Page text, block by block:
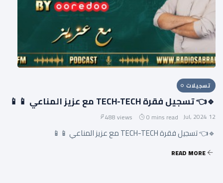
تسجيلات
🔹👈 تسجيل فقرة TECH-TECH مع عزيز المناعي 📱📱
12 Jul, 2024
0 mins read
488 views
🔹👈 تسجيل فقرة TECH-TECH مع عزيز المناعي 📱📱
READ MORE